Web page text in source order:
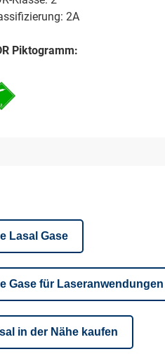
2A
Piktogramm:
Lasal Gase
Gase für Laseranwendungen
in der Nähe kaufen